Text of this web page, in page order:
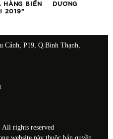
HÀNG BIỂN
2019”
DƯƠNG
Cảnh, P19, Q.Bình Thạnh,
rights reserved